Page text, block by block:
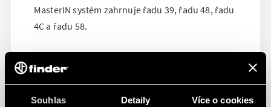
Souhlas Detaily Více o cookies
MasterIN systém zahrnuje řadu 39, řadu 48, řadu
4C a řadu 58.